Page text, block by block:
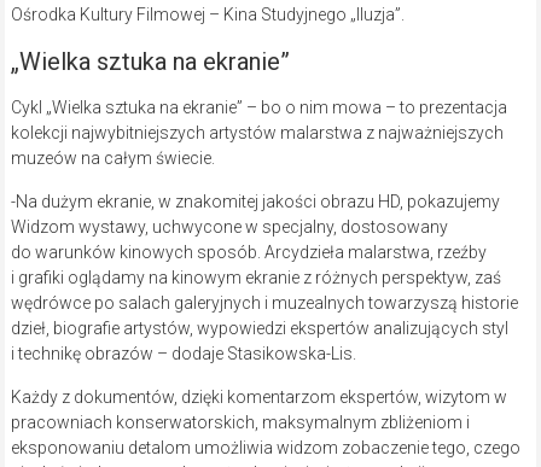
Ośrodka Kultury Filmowej – Kina Studyjnego „Iluzja”.
„Wielka sztuka na ekranie”
Cykl „Wielka sztuka na ekranie” – bo o nim mowa – to prezentacja
kolekcji najwybitniejszych artystów malarstwa z najważniejszych
muzeów na całym świecie.
-Na dużym ekranie, w znakomitej jakości obrazu HD, pokazujemy
Widzom wystawy, uchwycone w specjalny, dostosowany
do warunków kinowych sposób. Arcydzieła malarstwa, rzeźby
i grafiki oglądamy na kinowym ekranie z różnych perspektyw, zaś
wędrówce po salach galeryjnych i muzealnych towarzyszą historie
dzieł, biografie artystów, wypowiedzi ekspertów analizujących styl
i technikę obrazów – dodaje Stasikowska-Lis.
Każdy z dokumentów, dzięki komentarzom ekspertów, wizytom w
pracowniach konserwatorskich, maksymalnym zbliżeniom i
eksponowaniu detalom umożliwia widzom zobaczenie tego, czego